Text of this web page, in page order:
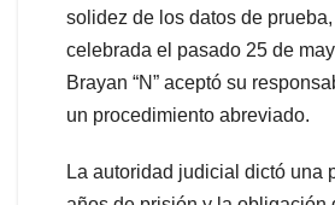
solidez de los datos de
celebrada el pasado 25 de
Brayan “N” aceptó su
un procedimiento abreviado.
La autoridad judicial dictó una